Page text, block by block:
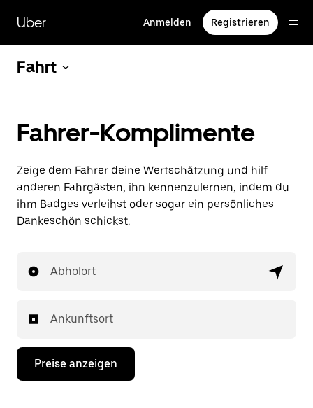
zum
Hauptinhalt
Uber Anmelden Registrieren
Fahrt
Fahrer-Komplimente
Zeige dem Fahrer deine Wertschätzung und hilf
anderen Fahrgästen, ihn kennenzulernen, indem du
ihm Badges verleihst oder sogar ein persönliches
Dankeschön schickst.
Abholort
Ankunftsort
Preise anzeigen